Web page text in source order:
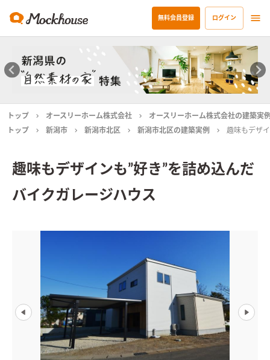
無料会員登録 ログイン
トップ オースリーホーム株式会社
オースリーホーム株式会社の建築実
トップ
新潟市 新潟市北区 新潟市北区の建築実例 趣味もデザ
趣味もデザインも”好き”を詰め込んだ
バイクガレージハウス